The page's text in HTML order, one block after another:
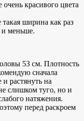
красивого цвета
ширина как раз
и меньше.
53 см. Плотность
сначала
растянуть на
слишком туго, но и
натяжения.
перед раскроем